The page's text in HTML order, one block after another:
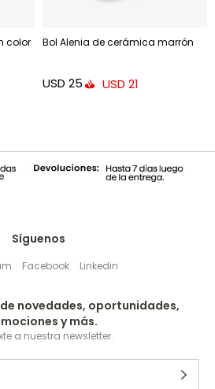
color
Bol Alenia de cerámica marrón
USD 25 USD 21
Síguenos
Facebook Linkedin
novedades, oportunidades,
y más.
a nuestra newsletter.